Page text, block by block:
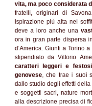
vita, ma poco considerata
fratelli, originari di
ispirazione più alta nei
deve a loro anche una
ora in gran parte dispersa
d’America. Giunti a Torino
stipendiato da Vittorio
caratteri leggeri e
genovese, che trae i suoi
dallo studio degli effetti
e soggetti sacri, nature
alla descrizione precisa di